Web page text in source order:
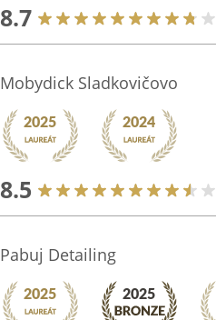
8.7
Mobydick Sladkovičovo
8.5
Pabuj Detailing